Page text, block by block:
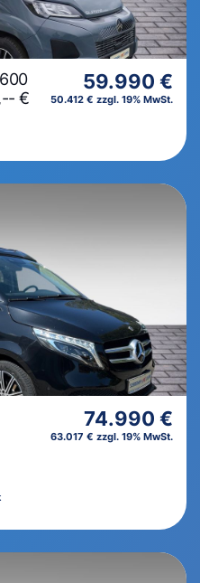
€
59.990 €
50.412 € zzgl. 19% MwSt.
74.990 €
63.017 € zzgl. 19% MwSt.